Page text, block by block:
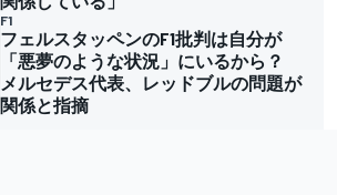
F1
フェルスタッペンのF1批判は自分が
「悪夢のような状況」にいるから？
メルセデス代表、レッドブルの問題が
関係と指摘